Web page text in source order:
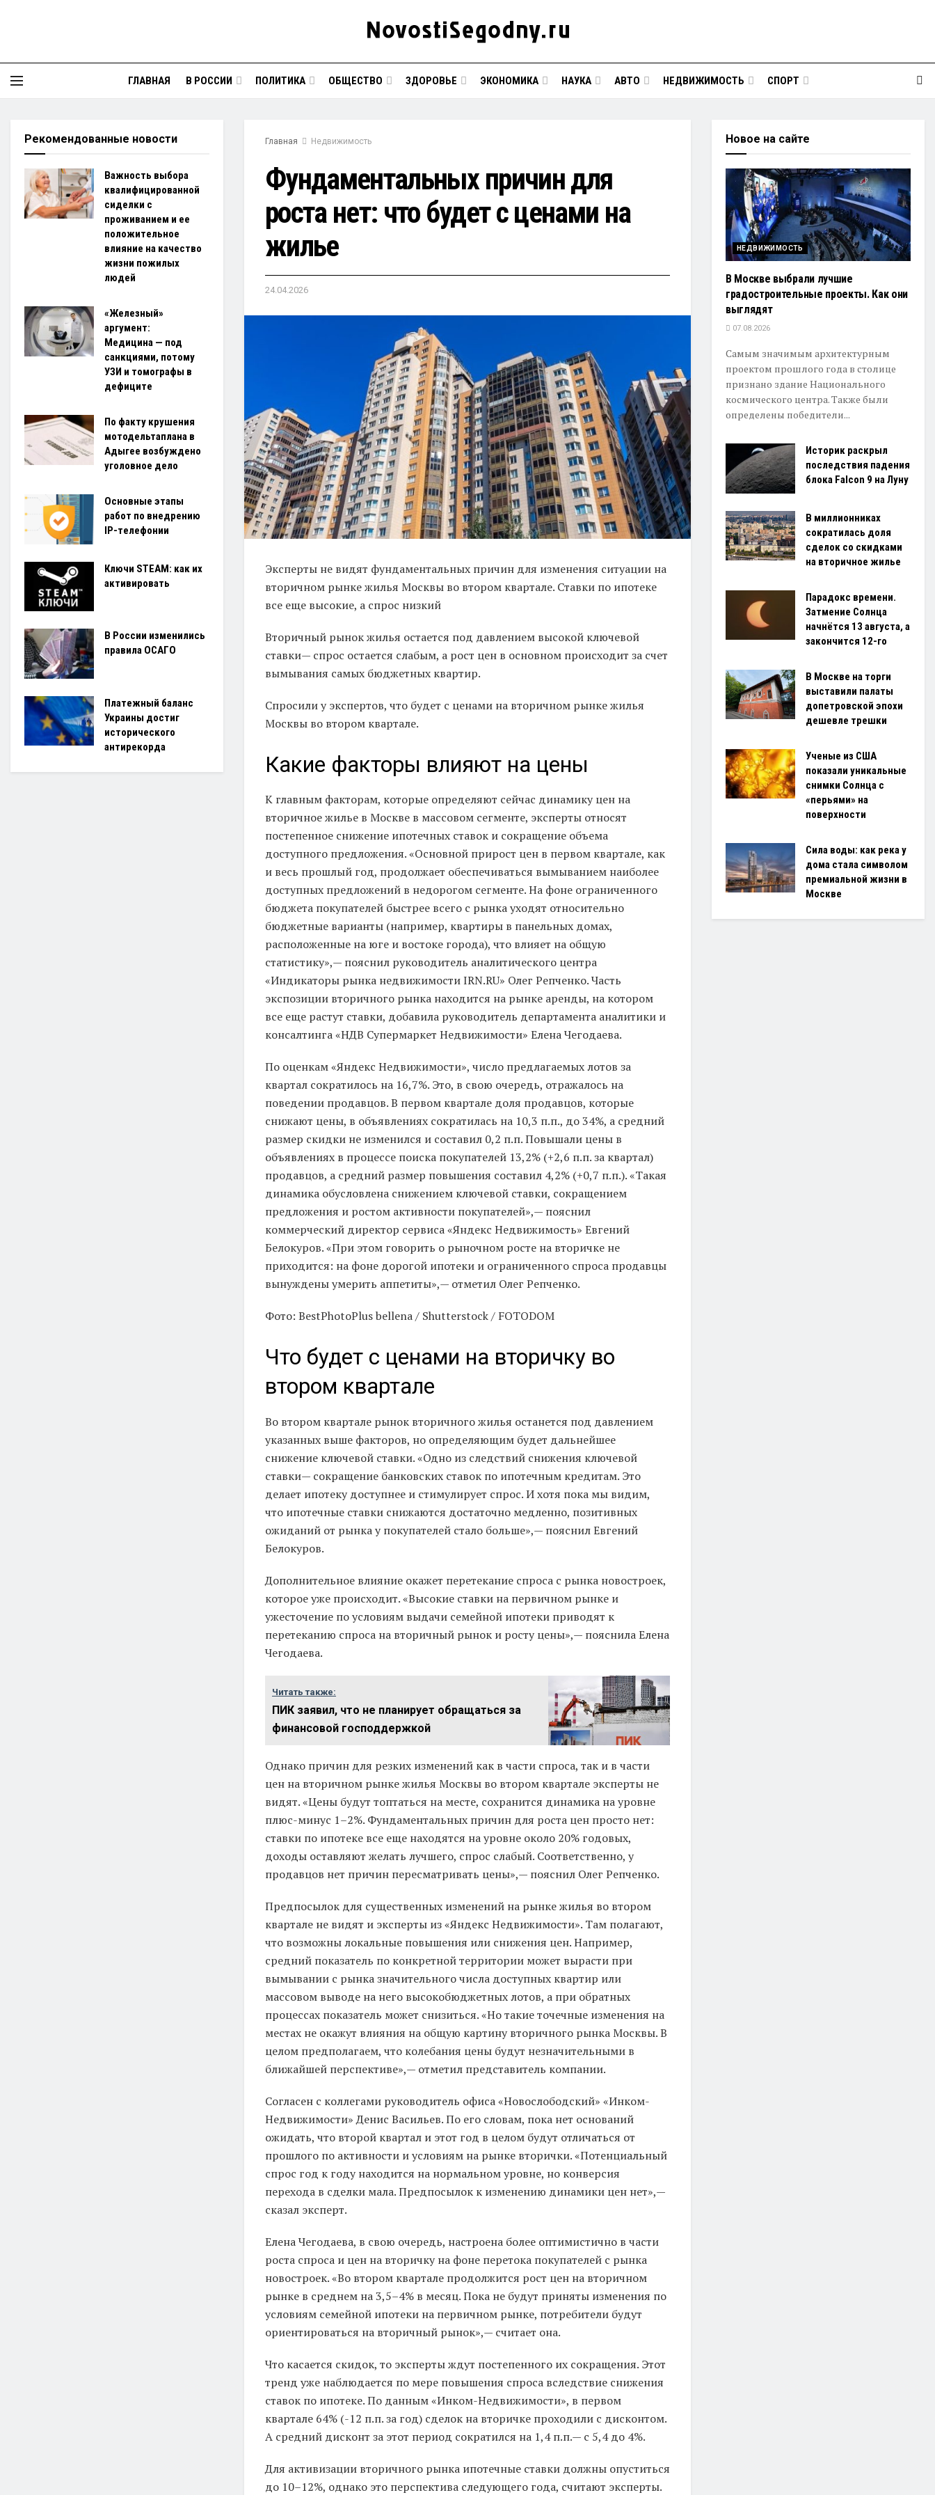
ГЛАВНАЯ В РОССИИ ПОЛИТИКА ОБЩЕСТВО ЗДОРОВЬЕ ЭКОНОМИКА НАУКА АВТО НЕДВИЖИМОСТЬ СПОРТ
Главная Недвижимость
Фундаментальных причин для
роста нет: что будет с ценами на
жилье
24.04.2026
Эксперты не видят фундаментальных причин для изменения ситуации на
вторичном рынке жилья Москвы во втором квартале. Ставки по ипотеке
все еще высокие, а спрос низкий
Вторичный рынок жилья остается под давлением высокой ключевой
ставки— спрос остается слабым, а рост цен в основном происходит за счет
вымывания самых бюджетных квартир.
Спросили у экспертов, что будет с ценами на вторичном рынке жилья
Москвы во втором квартале.
Какие факторы влияют на цены
К главным факторам, которые определяют сейчас динамику цен на
вторичное жилье в Москве в массовом сегменте, эксперты относят
постепенное снижение ипотечных ставок и сокращение объема
доступного предложения. «Основной прирост цен в первом квартале, как
и весь прошлый год, продолжает обеспечиваться вымыванием наиболее
доступных предложений в недорогом сегменте. На фоне ограниченного
бюджета покупателей быстрее всего с рынка уходят относительно
бюджетные варианты (например, квартиры в панельных домах,
расположенные на юге и востоке города), что влияет на общую
статистику»,— пояснил руководитель аналитического центра
«Индикаторы рынка недвижимости IRN.RU» Олег Репченко. Часть
экспозиции вторичного рынка находится на рынке аренды, на котором
все еще растут ставки, добавила руководитель департамента аналитики и
консалтинга «НДВ Супермаркет Недвижимости» Елена Чегодаева.
По оценкам «Яндекс Недвижимости», число предлагаемых лотов за
квартал сократилось на 16,7%. Это, в свою очередь, отражалось на
поведении продавцов. В первом квартале доля продавцов, которые
снижают цены, в объявлениях сократилась на 10,3 п.п., до 34%, а средний
размер скидки не изменился и составил 0,2 п.п. Повышали цены в
объявлениях в процессе поиска покупателей 13,2% (+2,6 п.п. за квартал)
продавцов, а средний размер повышения составил 4,2% (+0,7 п.п.). «Такая
динамика обусловлена снижением ключевой ставки, сокращением
предложения и ростом активности покупателей»,— пояснил
коммерческий директор сервиса «Яндекс Недвижимость» Евгений
Белокуров. «При этом говорить о рыночном росте на вторичке не
приходится: на фоне дорогой ипотеки и ограниченного спроса продавцы
вынуждены умерить аппетиты»,— отметил Олег Репченко.
Фото: BestPhotoPlus bellena / Shutterstock / FOTODOM
Что будет с ценами на вторичку во
втором квартале
Во втором квартале рынок вторичного жилья останется под давлением
указанных выше факторов, но определяющим будет дальнейшее
снижение ключевой ставки. «Одно из следствий снижения ключевой
ставки— сокращение банковских ставок по ипотечным кредитам. Это
делает ипотеку доступнее и стимулирует спрос. И хотя пока мы видим,
что ипотечные ставки снижаются достаточно медленно, позитивных
ожиданий от рынка у покупателей стало больше»,— пояснил Евгений
Белокуров.
Дополнительное влияние окажет перетекание спроса с рынка новостроек,
которое уже происходит. «Высокие ставки на первичном рынке и
ужесточение по условиям выдачи семейной ипотеки приводят к
перетеканию спроса на вторичный рынок и росту цены»,— пояснила Елена
Чегодаева.
Читать также:
ПИК заявил, что не планирует обращаться за
финансовой господдержкой
Однако причин для резких изменений как в части спроса, так и в части
цен на вторичном рынке жилья Москвы во втором квартале эксперты не
видят. «Цены будут топтаться на месте, сохранится динамика на уровне
плюс-минус 1–2%. Фундаментальных причин для роста цен просто нет:
ставки по ипотеке все еще находятся на уровне около 20% годовых,
доходы оставляют желать лучшего, спрос слабый. Соответственно, у
продавцов нет причин пересматривать цены»,— пояснил Олег Репченко.
Предпосылок для существенных изменений на рынке жилья во втором
квартале не видят и эксперты из «Яндекс Недвижимости». Там полагают,
что возможны локальные повышения или снижения цен. Например,
средний показатель по конкретной территории может вырасти при
вымывании с рынка значительного числа доступных квартир или
массовом выводе на него высокобюджетных лотов, а при обратных
процессах показатель может снизиться. «Но такие точечные изменения на
местах не окажут влияния на общую картину вторичного рынка Москвы. В
целом предполагаем, что колебания цены будут незначительными в
ближайшей перспективе»,— отметил представитель компании.
Согласен с коллегами руководитель офиса «Новослободский» «Инком-
Недвижимости» Денис Васильев. По его словам, пока нет оснований
ожидать, что второй квартал и этот год в целом будут отличаться от
прошлого по активности и условиям на рынке вторички. «Потенциальный
спрос год к году находится на нормальном уровне, но конверсия
перехода в сделки мала. Предпосылок к изменению динамики цен нет»,—
сказал эксперт.
Елена Чегодаева, в свою очередь, настроена более оптимистично в части
роста спроса и цен на вторичку на фоне перетока покупателей с рынка
новостроек. «Во втором квартале продолжится рост цен на вторичном
рынке в среднем на 3,5–4% в месяц. Пока не будут приняты изменения по
условиям семейной ипотеки на первичном рынке, потребители будут
ориентироваться на вторичный рынок»,— считает она.
Что касается скидок, то эксперты ждут постепенного их сокращения. Этот
тренд уже наблюдается по мере повышения спроса вследствие снижения
ставок по ипотеке. По данным «Инком-Недвижимости», в первом
квартале 64% (-12 п.п. за год) сделок на вторичке проходили с дисконтом.
А средний дисконт за этот период сократился на 1,4 п.п.— с 5,4 до 4%.
Для активизации вторичного рынка ипотечные ставки должны опуститься
до 10–12%, однако это перспектива следующего года, считают эксперты.
Рекомендованные новости
Важность выбора
квалифицированной
сиделки с
проживанием и ее
положительное
влияние на качество
жизни пожилых
людей
«Железный»
аргумент:
Медицина — под
санкциями, потому
УЗИ и томографы в
дефиците
По факту крушения
мотодельтаплана в
Адыгее возбуждено
уголовное дело
Основные этапы
работ по внедрению
IP-телефонии
Ключи STEAM: как их
активировать
В России изменились
правила ОСАГО
Платежный баланс
Украины достиг
исторического
антирекорда
Новое на сайте
НЕДВИЖИМОСТЬ
В Москве выбрали лучшие
градостроительные проекты. Как они
выглядят
07.08.2026
Самым значимым архитектурным
проектом прошлого года в столице
признано здание Национального
космического центра. Также были
определены победители...
Историк раскрыл
последствия падения
блока Falcon 9 на Луну
В миллионниках
сократилась доля
сделок со скидками
на вторичное жилье
Парадокс времени.
Затмение Солнца
начнётся 13 августа, а
закончится 12-го
В Москве на торги
выставили палаты
допетровской эпохи
дешевле трешки
Ученые из США
показали уникальные
снимки Солнца с
«перьями» на
поверхности
Сила воды: как река у
дома стала символом
премиальной жизни в
Москве